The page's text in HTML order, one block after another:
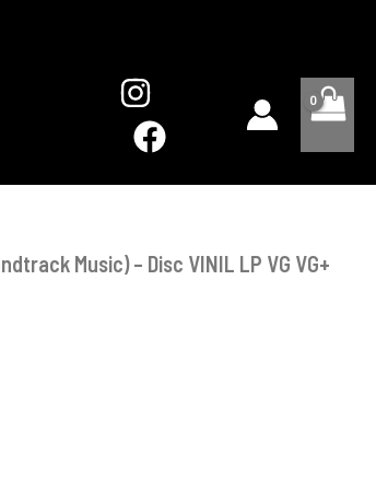
Music) – Disc VINIL LP VG VG+
Disc
VINIL